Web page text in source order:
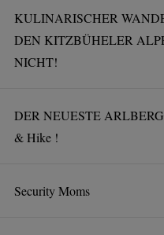
KULINARISCHER
DEN KITZBÜHELER
NICHT!
DER NEUESTE
& Hike !
Security Moms